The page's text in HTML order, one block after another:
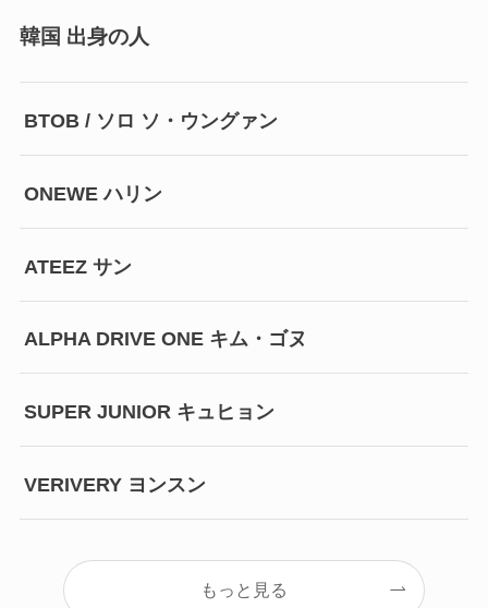
韓国 出身の人
BTOB / ソロ ソ・ウングァン
ONEWE ハリン
ATEEZ サン
ALPHA DRIVE ONE キム・ゴヌ
SUPER JUNIOR キュヒョン
VERIVERY ヨンスン
もっと見る